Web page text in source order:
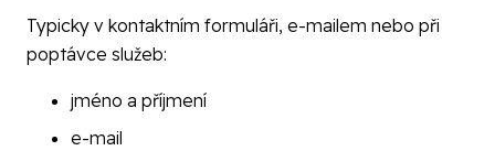
Typicky v kontaktním formuláři, e-mailem nebo při
poptávce služeb:
jméno a příjmení
e-mail